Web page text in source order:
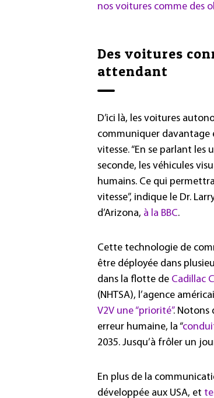
nos voitures comme des
Des voitures
attendant
D’ici là, les voitures
communiquer davantage
vitesse. “En se parlant
seconde, les véhicules
humains. Ce qui
vitesse”, indique le Dr.
d’Arizona, à la BBC.
Cette technologie de
être déployée dans
dans la flotte de Cadillac
(NHTSA), l’agence
V2V une “priorité”. Notons
erreur humaine, la “
2035. Jusqu’à frôler un
En plus de la
développée aux USA, et